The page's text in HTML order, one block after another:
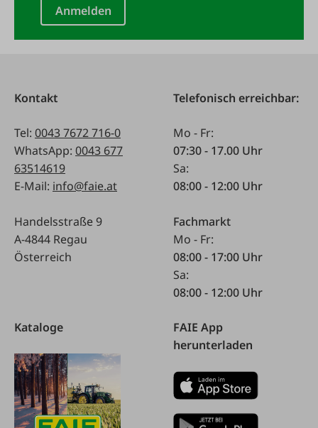
Anmelden
Kontakt
Tel: 0043 7672 716-0
WhatsApp: 0043 677
63514619
E-Mail: info@faie.at
Handelsstraße 9
A-4844 Regau
Österreich
Telefonisch erreichbar:
Mo - Fr:
07:30 - 17.00 Uhr
Sa:
08:00 - 12:00 Uhr
Fachmarkt
Mo - Fr:
08:00 - 17:00 Uhr
Sa:
08:00 - 12:00 Uhr
Kataloge
FAIE App
herunterladen